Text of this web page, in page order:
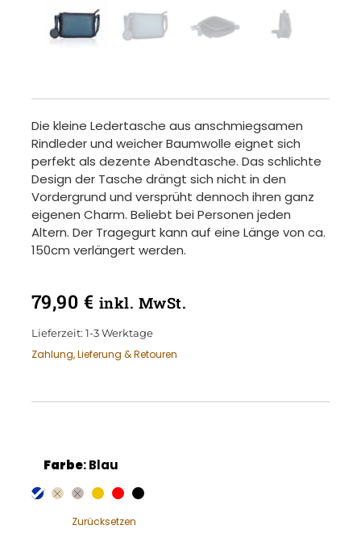
Die kleine Ledertasche aus anschmiegsamen
Rindleder und weicher Baumwolle eignet sich
perfekt als dezente Abendtasche. Das schlichte
Design der Tasche drängt sich nicht in den
Vordergrund und versprüht dennoch ihren ganz
eigenen Charm. Beliebt bei Personen jeden
Altern. Der Tragegurt kann auf eine Länge von ca.
150cm verlängert werden.
79,90 € inkl. MwSt.
Lieferzeit: 1-3 Werktage
Zahlung, Lieferung & Retouren
Farbe: Blau
Zurücksetzen